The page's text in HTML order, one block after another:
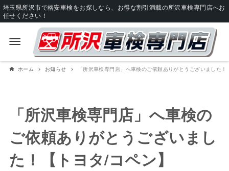
埼玉県所沢市で格安車検をお探しなら、お得な割引満載の所沢車検専門店へお
任せください！
ホーム お知らせ 「所沢車検専門店」へ車検のご依頼ありがとうございました
「所沢車検専門店」へ車検の
ご依頼ありがとうございまし
た！【トヨタ/コペン】